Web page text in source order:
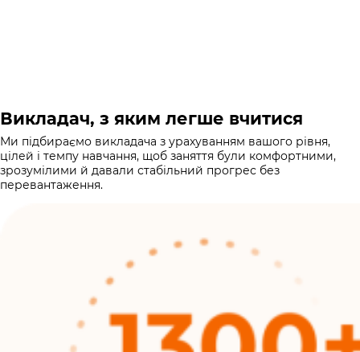
Викладач, з яким легше вчитися
Ми підбираємо викладача з урахуванням вашого рівня,
цілей і темпу навчання, щоб заняття були комфортними,
зрозумілими й давали стабільний прогрес без
перевантаження.